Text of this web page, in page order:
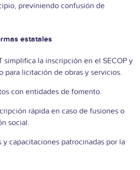
previniendo confusión de
estatales
simplifica la inscripción en el SECOP y
para licitación de obras y servicios.
con entidades de fomento.
rápida en caso de fusiones o
social.
y capacitaciones patrocinadas por la